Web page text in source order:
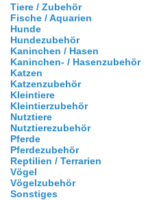
Tiere / Zubehör
Fische / Aquarien
Hunde
Hundezubehör
Kaninchen / Hasen
Kaninchen- / Hasenzubehör
Katzen
Katzenzubehör
Kleintiere
Kleintierzubehör
Nutztiere
Nutztierezubehör
Pferde
Pferdezubehör
Reptilien / Terrarien
Vögel
Vögelzubehör
Sonstiges